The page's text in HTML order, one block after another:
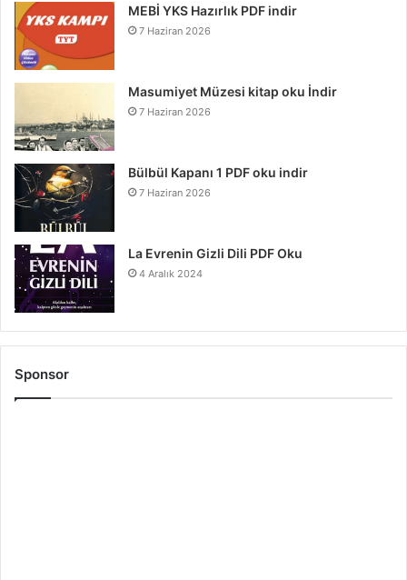
MEBİ YKS Hazırlık PDF indir
7 Haziran 2026
Masumiyet Müzesi kitap oku İndir
7 Haziran 2026
Bülbül Kapanı 1 PDF oku indir
7 Haziran 2026
La Evrenin Gizli Dili PDF Oku
4 Aralık 2024
Sponsor